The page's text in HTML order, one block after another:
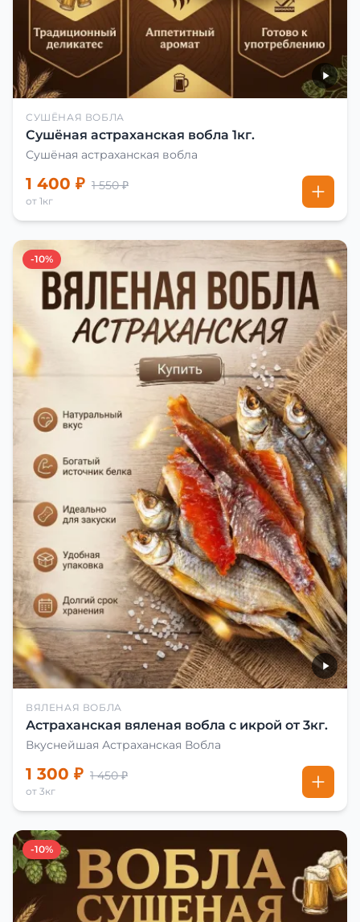
СУШЁНАЯ ВОБЛА
Сушёная астраханская вобла 1кг.
Сушёная астраханская вобла
1 400 ₽ 1 550 ₽
от 1кг
-10%
ВЯЛЕНАЯ ВОБЛА
Астраханская вяленая вобла с икрой от 3кг.
Вкуснейшая Астраханская Вобла
1 300 ₽ 1 450 ₽
от 3кг
-10%